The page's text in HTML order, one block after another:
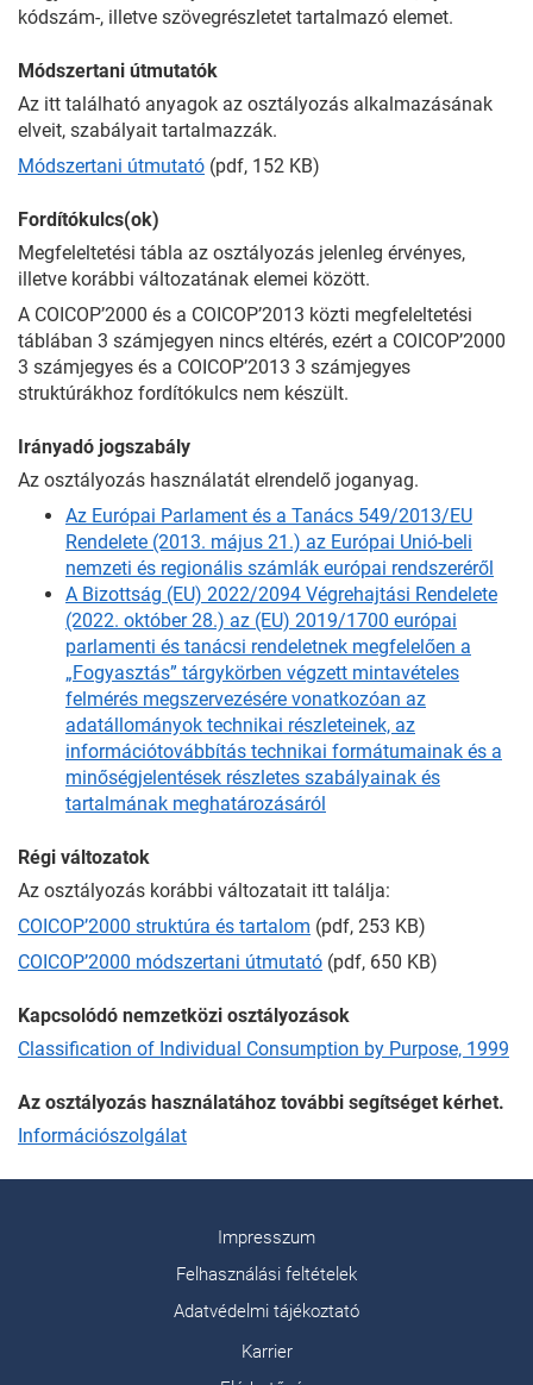
kódszám-, illetve szövegrészletet tartalmazó elemet.
Módszertani útmutatók
Az itt található anyagok az osztályozás alkalmazásának
elveit, szabályait tartalmazzák.
Módszertani útmutató (pdf, 152 KB)
Fordítókulcs(ok)
Megfeleltetési tábla az osztályozás jelenleg érvényes,
illetve korábbi változatának elemei között.
A COICOP’2000 és a COICOP’2013 közti megfeleltetési
táblában 3 számjegyen nincs eltérés, ezért a COICOP’2000
3 számjegyes és a COICOP’2013 3 számjegyes
struktúrákhoz fordítókulcs nem készült.
Irányadó jogszabály
Az osztályozás használatát elrendelő joganyag.
Az Európai Parlament és a Tanács 549/2013/EU
Rendelete (2013. május 21.) az Európai Unió-beli
nemzeti és regionális számlák európai rendszeréről
A Bizottság (EU) 2022/2094 Végrehajtási Rendelete
(2022. október 28.) az (EU) 2019/1700 európai
parlamenti és tanácsi rendeletnek megfelelően a
„Fogyasztás” tárgykörben végzett mintavételes
felmérés megszervezésére vonatkozóan az
adatállományok technikai részleteinek, az
információtovábbítás technikai formátumainak és a
minőségjelentések részletes szabályainak és
tartalmának meghatározásáról
Régi változatok
Az osztályozás korábbi változatait itt találja:
COICOP’2000 struktúra és tartalom (pdf, 253 KB)
COICOP’2000 módszertani útmutató (pdf, 650 KB)
Kapcsolódó nemzetközi osztályozások
Classification of Individual Consumption by Purpose, 1999
Az osztályozás használatához további segítséget kérhet.
Információszolgálat
Impresszum
Felhasználási feltételek
Adatvédelmi tájékoztató
Karrier